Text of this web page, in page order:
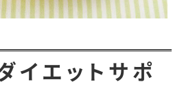
イエットサポ